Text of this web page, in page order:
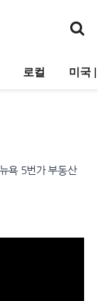
로컬 미국
욕 5번가 부동산